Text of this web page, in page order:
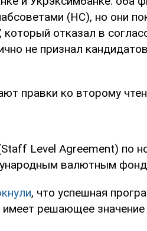
(НС), но они
который отказал в
не признал
правки ко второму
Level Agreement) по
валютным
, что успешная
решающее значение